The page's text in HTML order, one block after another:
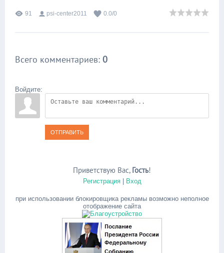
91 psi-center2011 0.0/0
Всего комментариев: 0
Войдите:
ОТПРАВИТЬ
Приветствую Вас, Гость!
Регистрация| Вход
при использовании блокировщика рекламы возможно неполное
отображение сайта